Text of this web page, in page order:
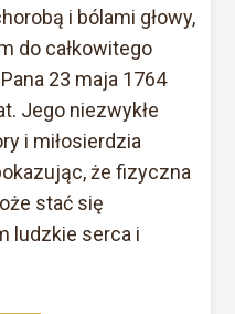
i bólami głowy,
do całkowitego
23 maja 1764
Jego niezwykłe
i miłosierdzia
że fizyczna
stać się
ludzkie serca i